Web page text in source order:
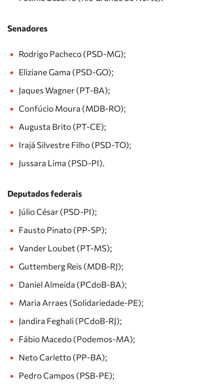
Senadores
Rodrigo Pacheco (PSD-MG);
Eliziane Gama (PSD-GO);
Jaques Wagner (PT-BA);
Confúcio Moura (MDB-RO);
Augusta Brito (PT-CE);
Irajá Silvestre Filho (PSD-TO);
Jussara Lima (PSD-PI).
Deputados federais
Júlio César (PSD-PI);
Fausto Pinato (PP-SP);
Vander Loubet (PT-MS);
Guttemberg Reis (MDB-RJ);
Daniel Almeida (PCdoB-BA);
Maria Arraes (Solidariedade-PE);
Jandira Feghali (PCdoB-RJ);
Fábio Macedo (Podemos-MA);
Neto Carletto (PP-BA);
Pedro Campos (PSB-PE);